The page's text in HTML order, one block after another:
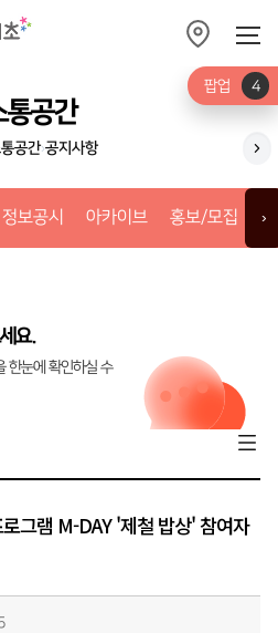
통공간
공간›공지사항 채
정보공시 아카이브 홍보/모집 ›
요.
한눈에 확인하실 수
그램 M-DAY '제철 밥상' 참여자
팝업 4